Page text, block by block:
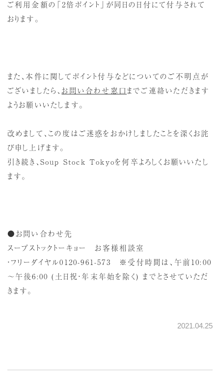
ご利用金額の「2倍ポイント」が同日の日付にて付与されて
おります。
また、本件に関してポイント付与などについてのご不明点が
ございましたら、 お問い合わせ窓口までご連絡いただきます
ようお願いいたします。
改めまして、この度はご迷惑をおかけしましたことを深くお詫
び申し上げます。
引き続き、Soup Stock Tokyoを何卒よろしくお願いいたし
ます。
●お問い合わせ先
スープストックトーキョー お客様相談室
・フリーダイヤル0120-961-573 ※受付時間は、午前10:00
～午後6:00 (土日祝・年末年始を除く) までとさせていただ
きます。
2021.04.25